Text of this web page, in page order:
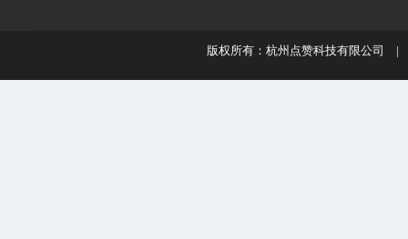
版权所有：杭州点赞科技有限公司